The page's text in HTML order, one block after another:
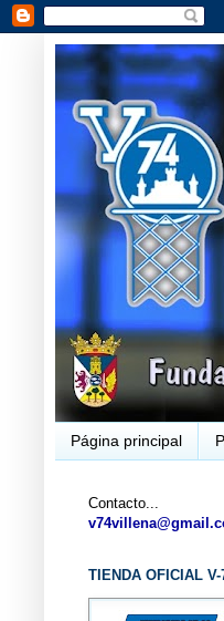
Página principal
Contacto...
TIENDA OFICIAL V-